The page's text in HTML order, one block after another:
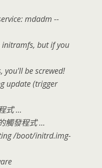
mdadm --
but if you
you'll be screwed!
update (trigger
式 ...
觸發程式 ...
/boot/initrd.img-